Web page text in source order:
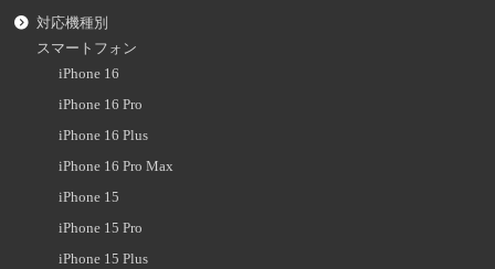
対応機種別
スマートフォン
iPhone 16
iPhone 16 Pro
iPhone 16 Plus
iPhone 16 Pro Max
iPhone 15
iPhone 15 Pro
iPhone 15 Plus